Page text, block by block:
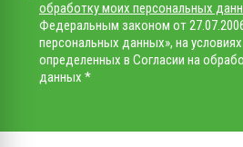
обработку моих персональных
Федеральным законом от
персональных данных», на
определенных в Согласии на
данных *